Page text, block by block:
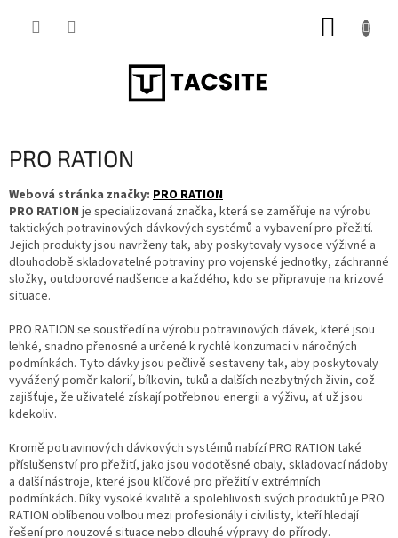
PRO RATION
Webová stránka značky: PRO RATION
PRO RATION je specializovaná značka, která se zaměřuje na výrobu
taktických potravinových dávkových systémů a vybavení pro přežití.
Jejich produkty jsou navrženy tak, aby poskytovaly vysoce výživné a
dlouhodobě skladovatelné potraviny pro vojenské jednotky, záchranné
složky, outdoorové nadšence a každého, kdo se připravuje na krizové
situace.
PRO RATION se soustředí na výrobu potravinových dávek, které jsou
lehké, snadno přenosné a určené k rychlé konzumaci v náročných
podmínkách. Tyto dávky jsou pečlivě sestaveny tak, aby poskytovaly
vyvážený poměr kalorií, bílkovin, tuků a dalších nezbytných živin, což
zajišťuje, že uživatelé získají potřebnou energii a výživu, ať už jsou
kdekoliv.
Kromě potravinových dávkových systémů nabízí PRO RATION také
příslušenství pro přežití, jako jsou vodotěsné obaly, skladovací nádoby
a další nástroje, které jsou klíčové pro přežití v extrémních
podmínkách. Díky vysoké kvalitě a spolehlivosti svých produktů je PRO
RATION oblíbenou volbou mezi profesionály i civilisty, kteří hledají
řešení pro nouzové situace nebo dlouhé výpravy do přírody.